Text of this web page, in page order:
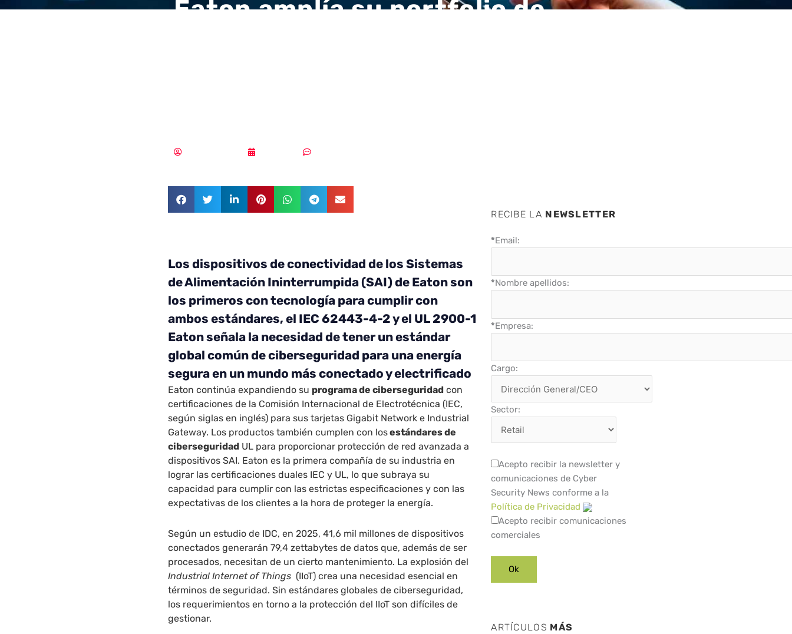
Eaton amplía su portfolio de
Los dispositivos de conectividad de los Sistemas
de Alimentación Ininterrumpida (SAI) de Eaton son
los primeros con tecnología para cumplir con
ambos estándares, el IEC 62443-4-2 y el UL 2900-1
Eaton señala la necesidad de tener un estándar
global común de ciberseguridad para una energía
segura en un mundo más conectado y electrificado
Eaton continúa expandiendo su programa de ciberseguridad con
certificaciones de la Comisión Internacional de Electrotécnica (IEC,
según siglas en inglés) para sus tarjetas Gigabit Network e Industrial
Gateway. Los productos también cumplen con losestándares de
ciberseguridad UL para proporcionar protección de red avanzada a
dispositivos SAI. Eaton es la primera compañía de su industria en
lograr las certificaciones duales IEC y UL, lo que subraya su
capacidad para cumplir con las estrictas especificaciones y con las
expectativas de los clientes a la hora de proteger la energía.
Según un estudio de IDC, en 2025, 41,6 mil millones de dispositivos
conectados generarán 79,4 zettabytes de datos que, además de ser
procesados, necesitan de un cierto mantenimiento. La explosión del
Industrial Internet of Things (IIoT) crea una necesidad esencial en
términos de seguridad. Sin estándares globales de ciberseguridad,
los requerimientos en torno a la protección del IIoT son difíciles de
gestionar.
RECIBE LA NEWSLETTER
*Email:
*Nombre apellidos:
*Empresa:
Cargo:
Sector:
Acepto recibir la newsletter y
comunicaciones de Cyber
Security News conforme a la
Política de Privacidad
Acepto recibir comunicaciones
comerciales
ARTÍCULOS MÁS